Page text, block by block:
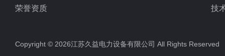
荣誉资质 技
Copyright © 2026江苏久益电力设备有限公司 All Rights